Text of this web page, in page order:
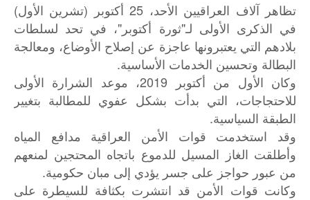
تظاهر آلاف العراقيين الأحد، 25 أكتوبر (تشرين الأول)
في الذكرى الأولى لـ"ثورة أكتوبر"، في تحد لسلطات
بلادهم التي يعتبرونها عاجزة عن إصلاح الأوضاع، ومعالجة
البطالة وتحسين الخدمات الأساسية.
وكان الأول من أكتوبر 2019، موعد الشرارة الأولى
للاحتجاجات، التي بدأت بشكل عفوي للمطالبة بتغيير
الطبقة السياسية.
وقد استخدمت قوات الأمن العراقية مدافع المياه
وأطلقت الغاز المسيل للدموع باتجاه المحتجين لمنعهم
من عبور حواجز على جسر يؤدي إلى مبان حكومية.
وكانت قوات الأمن قد انتشرت بكثافة للسيطرة على